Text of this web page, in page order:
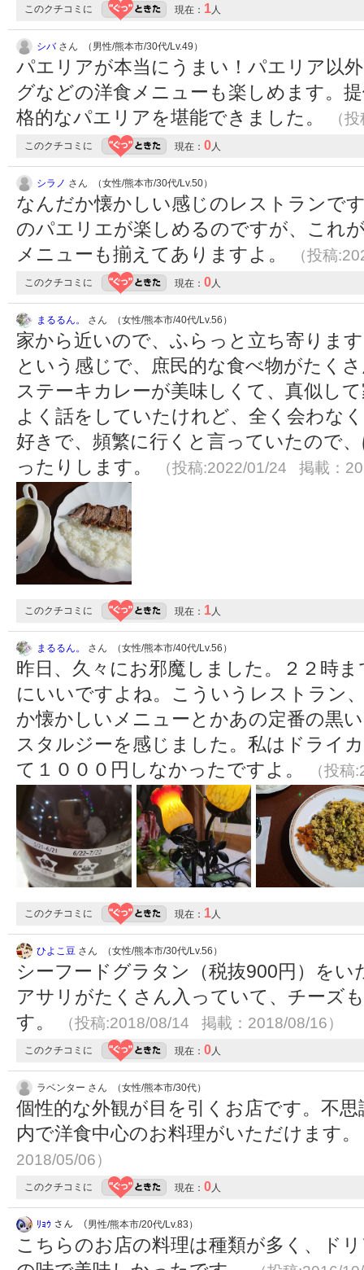
このクチコミに 現在： 1 人
シバさん （男性/熊本市/30代/Lv.49）
パエリアが本当にうまい！パエリア以
グなどの洋食メニューも楽しめます。
格的なパエリアを堪能できました。
（
このクチコミに 現在： 0 人
シラノ さん （女性/熊本市/30代/Lv.50）
なんだか懐かしい感じのレストランで
のパエリエが楽しめるのですが、これ
メニューも揃えてありますよ。
（投稿
このクチコミに 現在： 0 人
まるるん。 さん （女性/熊本市/40代/Lv.56）
家から近いので、ふらっと立ち寄りま
という感じで、庶民的な食べ物がたく
ステーキカレーが美味しくて、真似し
よく話をしていたけれど、全く会わな
好きで、頻繁に行くと言っていたので
ったりします。
（投稿:2022/01/24 掲載：
このクチコミに 現在： 1 人
まるるん。 さん （女性/熊本市/40代/Lv.56）
昨日、久々にお邪魔しました。２２時
にいいですよね。こういうレストラン
か懐かしいメニューとかあの定番の黒
スタルジーを感じました。私はドライ
て１０００円しなかったですよ。
（投
このクチコミに 現在： 1 人
ひよこ豆 さん （女性/熊本市/30代/Lv.56）
シーフードグラタン（税抜900円）を
アサリがたくさん入っていて、チーズ
す。
（投稿:2018/08/14 掲載：2018/08/16）
このクチコミに 現在： 0 人
ラベンター さん （女性/熊本市/30代）
個性的な外観が目を引くお店です。不
内で洋食中心のお料理がいただけます
2018/05/06）
このクチコミに 現在： 0 人
ﾘｮｳ さん （男性/熊本市/20代/Lv.83）
こちらのお店の料理は種類が多く、ド